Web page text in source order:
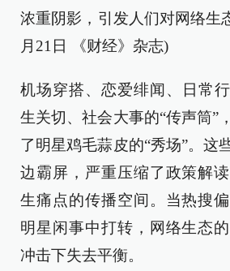
浓重阴影，引发人们对网络生
月21日 《财经》杂志)
机场穿搭、恋爱绯闻、日常
生关切、社会大事的“传声筒”
了明星鸡毛蒜皮的“秀场”。这
边霸屏，严重压缩了政策解
生痛点的传播空间。当热搜
明星闲事中打转，网络生态
冲击下失去平衡。